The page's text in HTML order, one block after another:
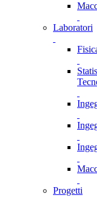
Laboratori
Progetti